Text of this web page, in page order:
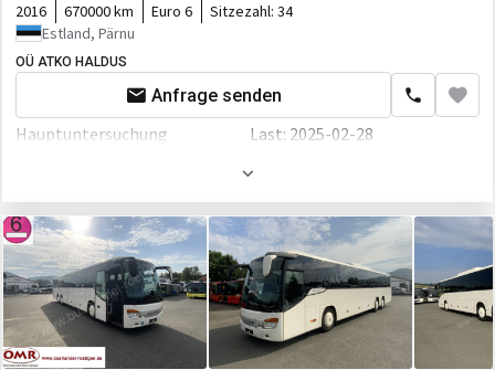
2016 670000 km Euro 6 Sitzezahl: 34
Estland, Pärnu
OÜ ATKO HALDUS
Anfrage senden
Hauptuntersuchung
Last: 2025-02-28
10400 kg
Farbe
Weiß
Motor/Antrieb
Kraftstoffart
Diesel
Hubraum
5193 ccm
Leistung
187 P.S.